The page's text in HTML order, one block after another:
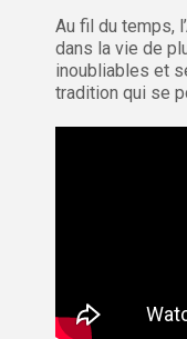
Au fil du temps,
dans la vie de
inoubliables et
tradition qui se